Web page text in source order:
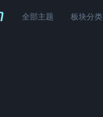
全部主题 板块分类